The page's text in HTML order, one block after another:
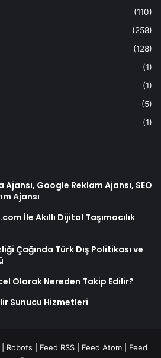
(110)
(258)
(128)
(1)
(1)
(5)
(1)
Google Reklam Ajansı, SEO
Ajansı
İle Akıllı Dijital Taşımacılık
Çağında Türk Dış Politikası ve
Olarak Nereden Takip Edilir?
Sunucu Hizmetleri
Robots Feed RSS Feed Atom
Feed